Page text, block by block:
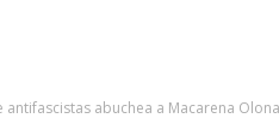
antifascistas abuchea a Macarena